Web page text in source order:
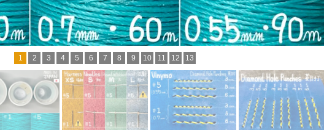
1 2 3 4 5 6 7 8 9 10 11 12 13